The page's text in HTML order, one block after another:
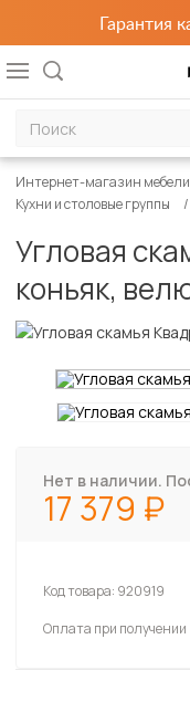
Гарантия
Интернет-магазин мебели
Кухни и столовые группы
Угловая
коньяк,
Нет в наличии.
17 379
Код товара: 920919
Оплата при получении